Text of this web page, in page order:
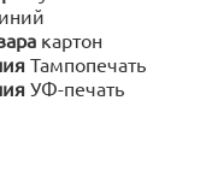
картон
Тампопечать
УФ-печать